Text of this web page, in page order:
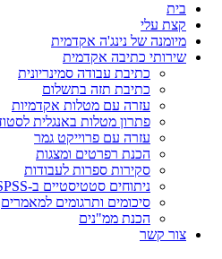
בית
קצת עלי
מיומנה של נינג'ה אקדמית
שירותי כתיבה אקדמית
כתיבת עבודה סמינריונית
כתיבת תזה בתשלום
עזרה עם מטלות אקדמיות
פתרון מטלות באנגלית
עזרה עם פרוייקט גמר
הכנת רפרטים ומצגות
סקירות ספרות לעבודות
ניתוחים סטטיסטיים ב-SPSS
סיכומים ותרגומים למאמרים
הכנת ממ"נים
צור קשר